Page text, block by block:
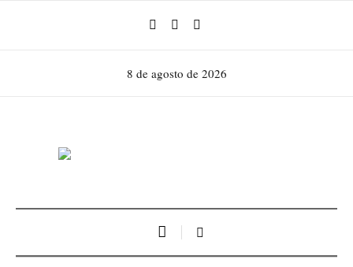
8 de agosto de 2026